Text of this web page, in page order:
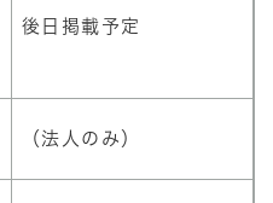
後日掲載予定
（法人のみ）